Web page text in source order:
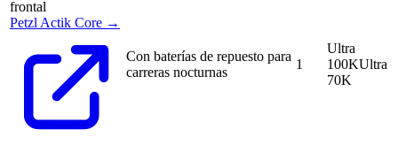
frontal
Petzl Actik Core →
Con baterías de repuesto para
carreras nocturnas
1
Ultra
100KUltra
70K